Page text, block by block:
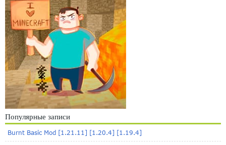
Популярные записи
Burnt Basic Mod [1.21.11] [1.20.4] [1.19.4]